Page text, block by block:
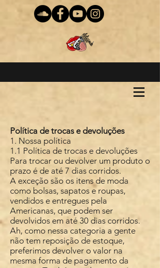
Política de trocas e devoluções
1. Nossa política
1.1 Política de trocas e devoluções
Para trocar ou devolver um produto o
prazo é de até 7 dias corridos.
A exceção são os itens de moda
como bolsas, sapatos e roupas,
vendidos e entregues pela
Americanas, que podem ser
devolvidos em até 30 dias corridos.
Ah, como nessa categoria a gente
não tem reposição de estoque,
preferimos devolver o valor na
mesma forma de pagamento da